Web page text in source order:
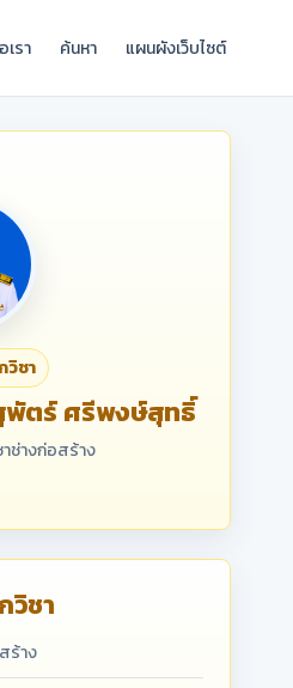
รา ค้นหา แผนผังเว็บไซต์
วิชา
พัตร์ ศรีพงษ์สุทธิ์
ช่างก่อสร้าง
วิชา
ร้าง